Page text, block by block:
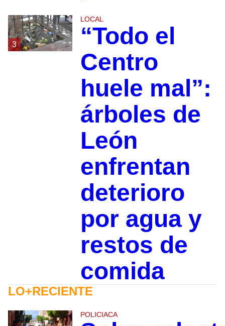
3
LOCAL
“Todo el
Centro
huele mal”:
árboles de
León
enfrentan
deterioro
por agua y
restos de
comida
LO+RECIENTE
POLICIACA